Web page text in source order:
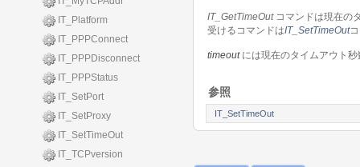
IT_Platform
IT_PPPConnect
IT_PPPDisconnect
IT_PPPStatus
IT_SetPort
IT_SetProxy
IT_SetTimeOut
IT_TCPversion
IT_GetTimeOutコマンドは現在の
受けるコマンドはIT_SetTimeOut
timeoutには現在のタイムアウト
参照
IT_SetTimeOut